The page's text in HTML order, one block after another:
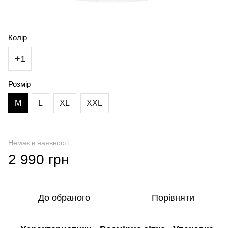
Колір
+1
Розмір
M L XL XXL
Немає в наявності
2 990 грн
До обраного Порівняти